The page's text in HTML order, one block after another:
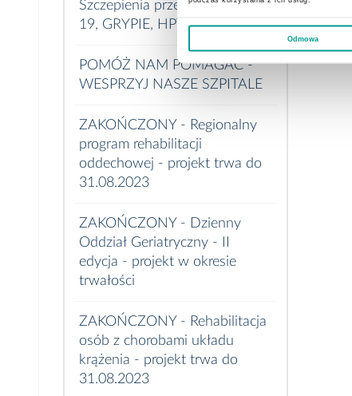
Odmowa
Szczepienia przeciw COVID-
19, GRYPIE, HPV i inne
POMÓŻ NAM POMAGAĆ -
WESPRZYJ NASZE SZPITALE
ZAKOŃCZONY - Regionalny
program rehabilitacji
oddechowej - projekt trwa do
31.08.2023
ZAKOŃCZONY - Dzienny
Oddział Geriatryczny - II
edycja - projekt w okresie
trwałości
ZAKOŃCZONY - Rehabilitacja
osób z chorobami układu
krążenia - projekt trwa do
31.08.2023